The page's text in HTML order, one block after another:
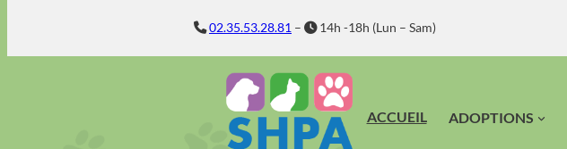
contenu
02.35.53.28.81 – 14h -18h (Lun – Sam)
ACCUEIL ADOPTIONS